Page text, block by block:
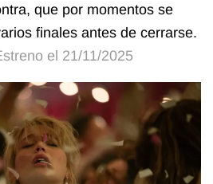
que por momentos se
finales antes de cerrarse.
el 21/11/2025